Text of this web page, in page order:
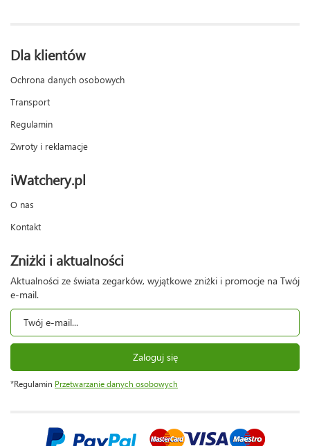
Dla klientów
Ochrona danych osobowych
Transport
Regulamin
Zwroty i reklamacje
iWatchery.pl
O nas
Kontakt
Zniżki i aktualności
Aktualności ze świata zegarków, wyjątkowe zniżki i promocje na Twój
e-mail.
Zaloguj się
*Regulamin Przetwarzanie danych osobowych